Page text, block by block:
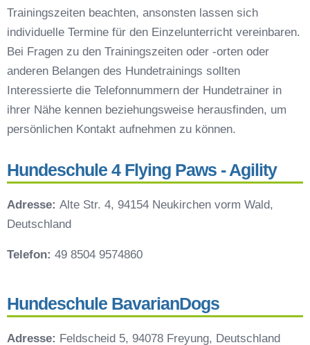
Trainingszeiten beachten, ansonsten lassen sich
individuelle Termine für den Einzelunterricht vereinbaren.
Bei Fragen zu den Trainingszeiten oder -orten oder
anderen Belangen des Hundetrainings sollten
Interessierte die Telefonnummern der Hundetrainer in
ihrer Nähe kennen beziehungsweise herausfinden, um
persönlichen Kontakt aufnehmen zu können.
Hundeschule 4 Flying Paws - Agility
Adresse: Alte Str. 4, 94154 Neukirchen vorm Wald,
Deutschland
Telefon: 49 8504 9574860
Hundeschule BavarianDogs
Adresse: Feldscheid 5, 94078 Freyung, Deutschland